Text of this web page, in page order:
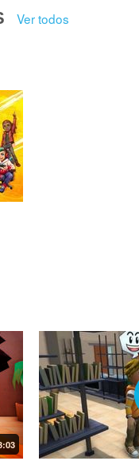
Ver todos